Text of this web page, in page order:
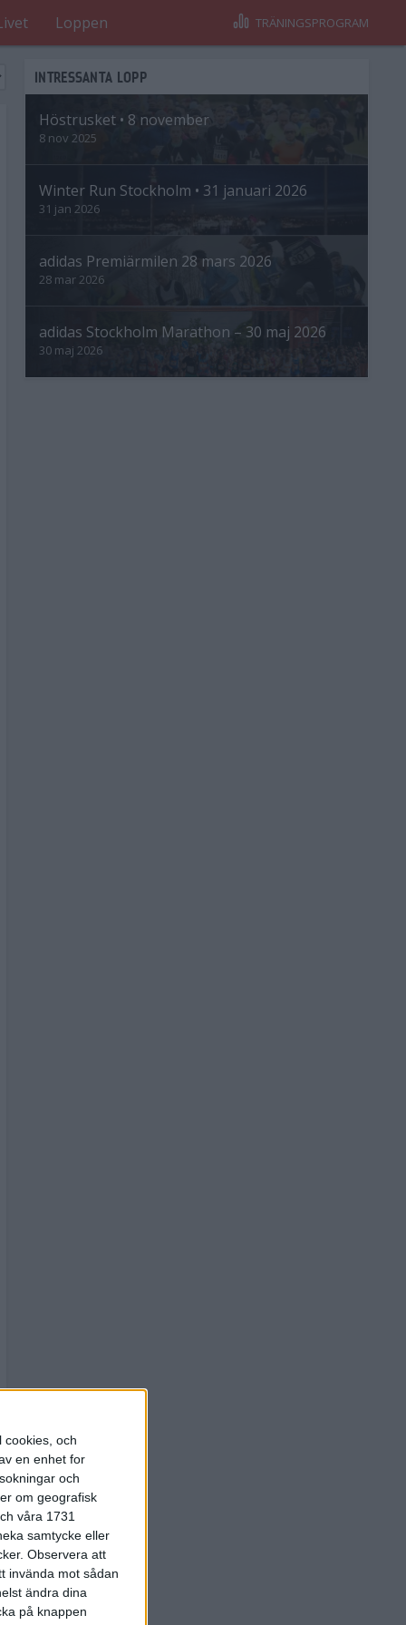
cookies, och
en enhet for
och
om geografisk
våra 1731
samtycke eller
Observera att
invända mot sådan
ändra dina
på knappen
Loppen TRÄNINGSPROGRAM
INTRESSANTA LOPP
Höstrusket • 8 november
8 nov 2025
Winter Run Stockholm • 31 januari 2026
31 jan 2026
adidas Premiärmilen 28 mars 2026
28 mar 2026
adidas Stockholm Marathon – 30 maj 2026
30 maj 2026